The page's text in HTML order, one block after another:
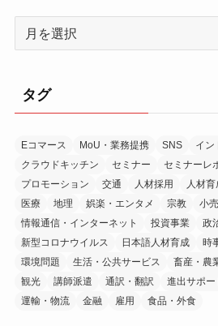
ブ
タグ
Eコマース MoU・業務提携 SNS イン
クラウドキッチン
セミナー セミナーレ
プロモーション
交通 人材採用 人材育
医療
地理 娯楽・エンタメ 宗教 小売
情報通信・インターネット
投資事業 政
新型コロナウイルス
日本語人材育成 時
環境問題
生活・公共サービス 畜産・農
観光
講師派遣 通訳・翻訳
進出サポ
運輸・物流
金融 雇用 食品・外食